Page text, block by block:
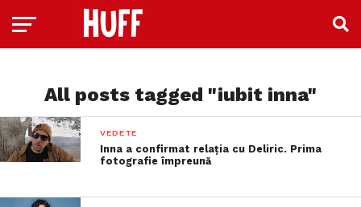
All posts tagged "iubit inna"
VEDETE
Inna a confirmat relația cu Deliric. Prima
fotografie împreună